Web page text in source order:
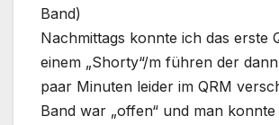
Band)
Nachmittags konnte ich das erste
einem „Shorty“/m führen der
paar Minuten leider im QRM
Band war „offen“ und man